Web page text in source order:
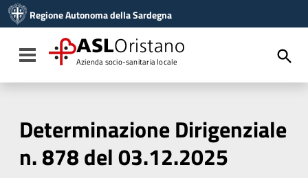
Vai al menu di navigazione
Vai al footer
Regione Autonoma della Sardegna
Toggle navigation
ASLOristano
Azienda socio-sanitaria locale
Determinazione Dirigenziale
n. 878 del 03.12.2025